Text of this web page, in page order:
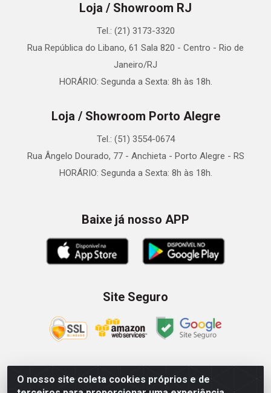
O nosso site coleta cookies próprios e de
Loja / Showroom RJ
Tel.: (21) 3173-3320
Rua República do Libano, 61 Sala 820 - Centro - Rio de
Janeiro/RJ
HORÁRIO: Segunda a Sexta: 8h às 18h.
Loja / Showroom Porto Alegre
Tel.: (51) 3554-0674
Rua Ângelo Dourado, 77 - Anchieta - Porto Alegre - RS
HORÁRIO: Segunda a Sexta: 8h às 18h.
Baixe já nosso APP
Site Seguro
Zein Importação e Comércio LTDA - Av. Senador Queiróz, 274